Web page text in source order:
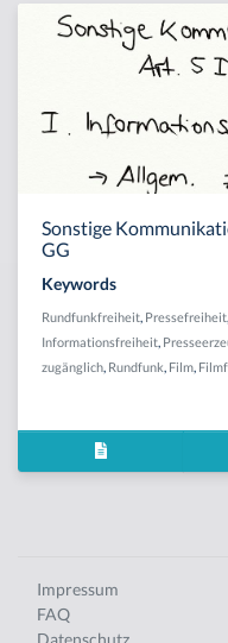
Sonstige
GG
Keywords
Rundfunkfreiheit Pressefreiheit
Informationsfreiheit
zugänglich Rundfunk Film
Impressum
FAQ
Datenschutz